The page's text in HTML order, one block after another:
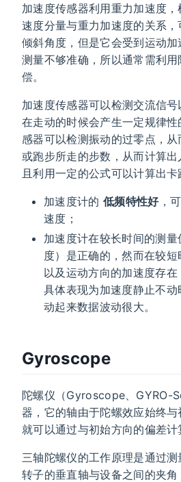
加速度传感器利用重力加速度
速度分量与重力加速度的关系
倾斜角度，但是它会受到运动
测量不够准确，所以通常需利
偿。
加速度传感器可以检测交流信号
在走动的时候会产生一定规律
感器可以检测振动的过零点，
或跑步所走的步数，从而计算
且利用一定的公式可以计算出卡
加速度计的 低频特性好，
速度；
加速度计在较长时间的测
度）是正确的，然而在较
以及运动方向的加速度存在
具体表现为加速度静止不
动起来数据波动很大。
Gyroscope
陀螺仪（Gyroscope、GYRO-
器，它的轴由于陀螺效应始终
就可以通过与初始方向的偏差计
三轴陀螺仪的工作原理是通过
转子的垂直轴与设备之间的夹